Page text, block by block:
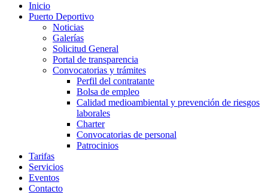
Inicio
Puerto Deportivo
Noticias
Galerías
Solicitud General
Portal de transparencia
Convocatorias y trámites
Perfil del contratante
Bolsa de empleo
Calidad medioambiental y prevención de riesgos
laborales
Charter
Convocatorias de personal
Patrocinios
Tarifas
Servicios
Eventos
Contacto